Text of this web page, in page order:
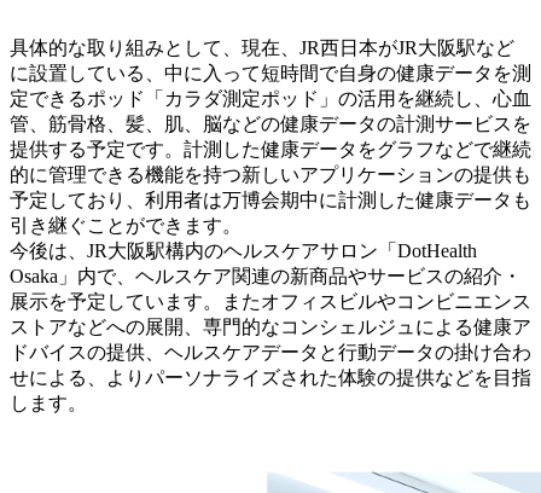
具体的な取り組みとして、現在、JR西日本がJR大阪駅など
に設置している、中に入って短時間で自身の健康データを測
定できるポッド「カラダ測定ポッド」の活用を継続し、心血
管、筋骨格、髪、肌、脳などの健康データの計測サービスを
提供する予定です。計測した健康データをグラフなどで継続
的に管理できる機能を持つ新しいアプリケーションの提供も
予定しており、利用者は万博会期中に計測した健康データも
引き継ぐことができます。
今後は、JR大阪駅構内のヘルスケアサロン「DotHealth
Osaka」内で、ヘルスケア関連の新商品やサービスの紹介・
展示を予定しています。またオフィスビルやコンビニエンス
ストアなどへの展開、専門的なコンシェルジュによる健康ア
ドバイスの提供、ヘルスケアデータと行動データの掛け合わ
せによる、よりパーソナライズされた体験の提供などを目指
します。